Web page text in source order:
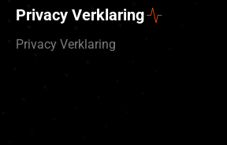
Privacy Verklaring
Privacy Verklaring